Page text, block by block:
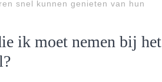
snel kunnen genieten van hun
ik moet nemen bij het